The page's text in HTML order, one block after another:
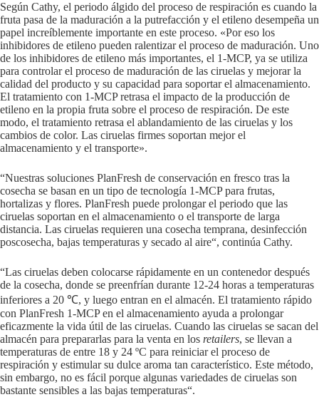
Según Cathy, el periodo álgido del proceso de respiración es cuando la
fruta pasa de la maduración a la putrefacción y el etileno desempeña un
papel increíblemente importante en este proceso. «Por eso los
inhibidores de etileno pueden ralentizar el proceso de maduración. Uno
de los inhibidores de etileno más importantes, el 1-MCP, ya se utiliza
para controlar el proceso de maduración de las ciruelas y mejorar la
calidad del producto y su capacidad para soportar el almacenamiento.
El tratamiento con 1-MCP retrasa el impacto de la producción de
etileno en la propia fruta sobre el proceso de respiración. De este
modo, el tratamiento retrasa el ablandamiento de las ciruelas y los
cambios de color. Las ciruelas firmes soportan mejor el
almacenamiento y el transporte».
“Nuestras soluciones PlanFresh de conservación en fresco tras la
cosecha se basan en un tipo de tecnología 1-MCP para frutas,
hortalizas y flores. PlanFresh puede prolongar el periodo que las
ciruelas soportan en el almacenamiento o el transporte de larga
distancia. Las ciruelas requieren una cosecha temprana, desinfección
poscosecha, bajas temperaturas y secado al aire“, continúa Cathy.
“Las ciruelas deben colocarse rápidamente en un contenedor después
de la cosecha, donde se preenfrían durante 12-24 horas a temperaturas
inferiores a 20 ℃, y luego entran en el almacén. El tratamiento rápido
con PlanFresh 1-MCP en el almacenamiento ayuda a prolongar
eficazmente la vida útil de las ciruelas. Cuando las ciruelas se sacan del
almacén para prepararlas para la venta en los retailers, se llevan a
temperaturas de entre 18 y 24 ºC para reiniciar el proceso de
respiración y estimular su dulce aroma tan característico. Este método,
sin embargo, no es fácil porque algunas variedades de ciruelas son
bastante sensibles a las bajas temperaturas“.